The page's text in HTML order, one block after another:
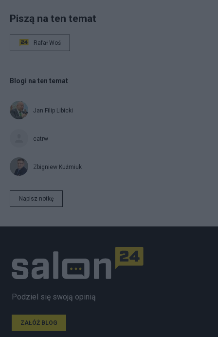
Piszą na ten temat
Rafał Woś
Blogi na ten temat
Jan Filip Libicki
catrw
Zbigniew Kuźmiuk
Napisz notkę
Podziel się swoją opinią
ZAŁÓŻ BLOG